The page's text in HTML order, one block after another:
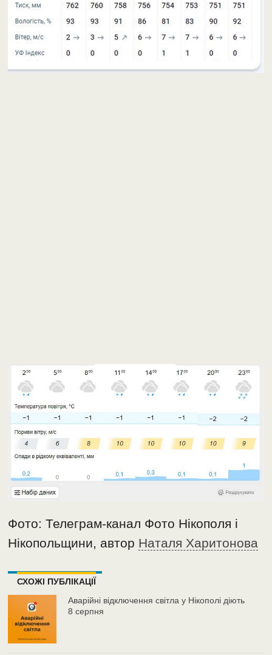
Фото: Телеграм-канал Фото Нікополя і
Нікопольщини, автор Наталя Харитонова
СХОЖІ ПУБЛІКАЦІЇ
Аварійні відключення світла у Нікополі діють
8 серпня